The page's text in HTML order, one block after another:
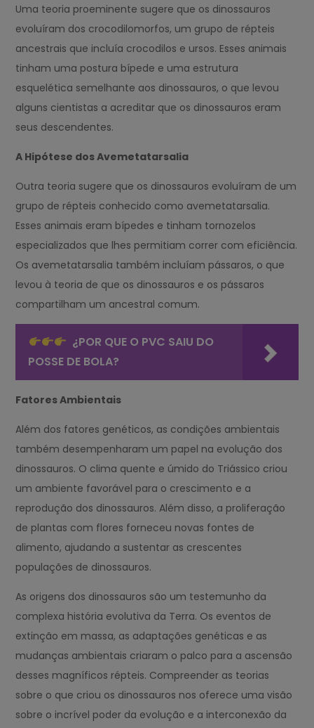
Uma teoria proeminente sugere que os dinossauros
evoluíram dos crocodilomorfos, um grupo de répteis
ancestrais que incluía crocodilos e ursos. Esses animais
tinham uma postura bípede e uma estrutura
esquelética semelhante aos dinossauros, o que levou
alguns cientistas a acreditar que os dinossauros eram
seus descendentes.
A Hipótese dos Avemetatarsalia
Outra teoria sugere que os dinossauros evoluíram de um
grupo de répteis conhecido como avemetatarsalia.
Esses animais eram bípedes e tinham tornozelos
especializados que lhes permitiam correr com eficiência.
Os avemetatarsalia também incluíam pássaros, o que
levou à teoria de que os dinossauros e os pássaros
compartilham um ancestral comum.
¿POR QUE O PVC SAIU DO
POSSE DE BOLA?
Fatores Ambientais
Além dos fatores genéticos, as condições ambientais
também desempenharam um papel na evolução dos
dinossauros. O clima quente e úmido do Triássico criou
um ambiente favorável para o crescimento e a
reprodução dos dinossauros. Além disso, a proliferação
de plantas com flores forneceu novas fontes de
alimento, ajudando a sustentar as crescentes
populações de dinossauros.
As origens dos dinossauros são um testemunho da
complexa história evolutiva da Terra. Os eventos de
extinção em massa, as adaptações genéticas e as
mudanças ambientais criaram o palco para a ascensão
desses magníficos répteis. Compreender as teorias
sobre o que criou os dinossauros nos oferece uma visão
sobre o incrível poder da evolução e a interconexão da